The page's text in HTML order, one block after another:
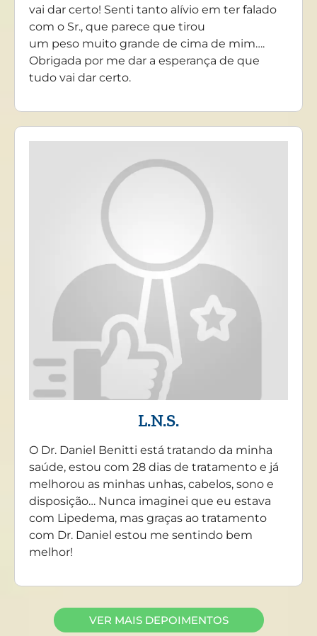
vai dar certo! Senti tanto alívio em ter falado
com o Sr., que parece que tirou
um peso muito grande de cima de mim….
Obrigada por me dar a esperança de que
tudo vai dar certo.
L.N.S.
O Dr. Daniel Benitti está tratando da minha
saúde, estou com 28 dias de tratamento e já
melhorou as minhas unhas, cabelos, sono e
disposição… Nunca imaginei que eu estava
com Lipedema, mas graças ao tratamento
com Dr. Daniel estou me sentindo bem
melhor!
VER MAIS DEPOIMENTOS